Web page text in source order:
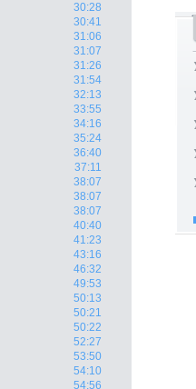
30:28
30:41
31:06
31:07
31:26
31:54
32:13
33:55
34:16
35:24
36:40
37:11
38:07
38:07
38:07
40:40
41:23
43:16
46:32
49:53
50:13
50:21
50:22
52:27
53:50
54:10
54:56